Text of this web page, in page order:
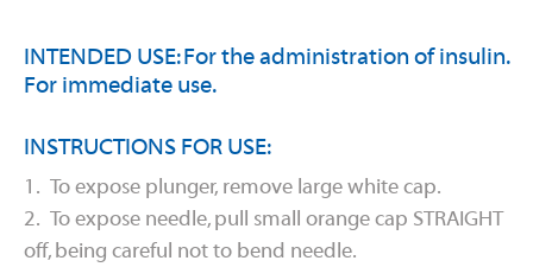
INTENDED USE: For the administration of insulin.
For immediate use.
INSTRUCTIONS FOR USE:
1. To expose plunger, remove large white cap.
2. To expose needle, pull small orange cap STRAIGHT
off, being careful not to bend needle.